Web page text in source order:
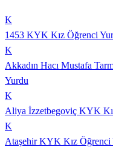
K
1453 KYK Kız Öğrenci
K
Akkadın Hacı Mustafa
Yurdu
K
Aliya İzzetbegoviç KYK
K
Ataşehir KYK Kız Öğrenci